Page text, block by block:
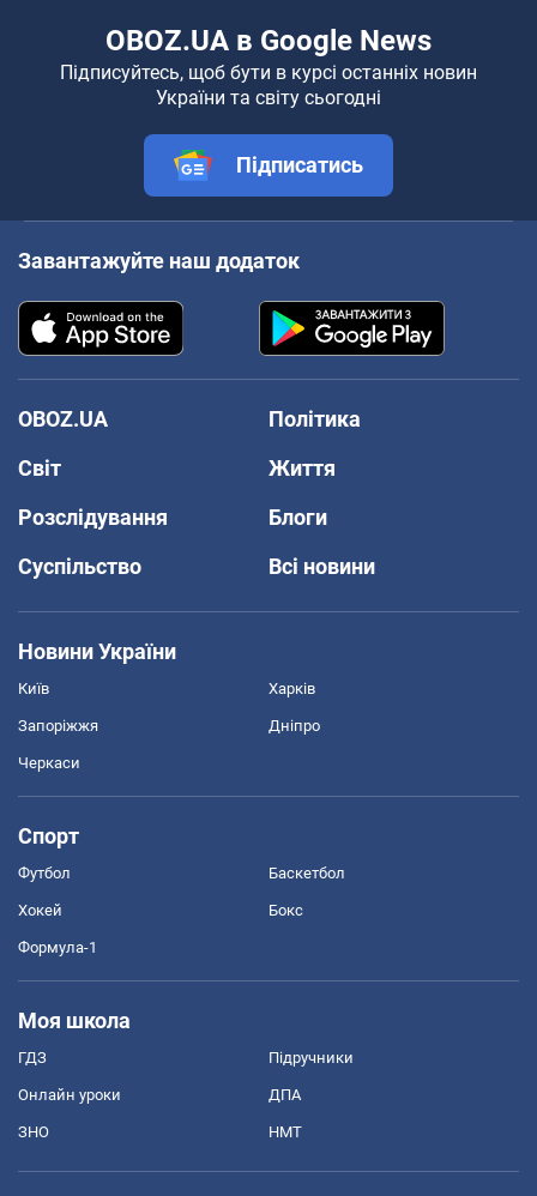
OBOZ.UA в Google News
Підписуйтесь, щоб бути в курсі останніх новин
України та світу сьогодні
Підписатись
Завантажуйте наш додаток
OBOZ.UA
Політика
Світ
Життя
Розслідування
Блоги
Суспільство
Всі новини
Новини України
Київ Харків
Запоріжжя Дніпро
Черкаси
Спорт
Футбол Баскетбол
Хокей Бокс
Формула-1
Моя школа
ГДЗ Підручники
Онлайн уроки ДПА
ЗНО НМТ